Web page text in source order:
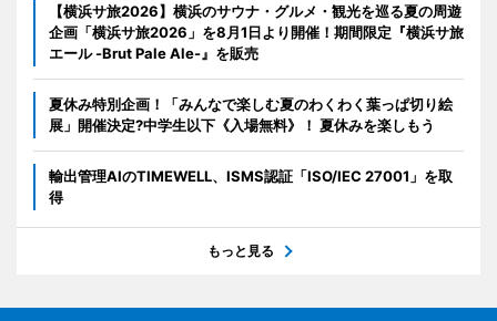
【横浜サ旅2026】横浜のサウナ・グルメ・観光を巡る夏の周遊
企画「横浜サ旅2026」を8月1日より開催！期間限定『横浜サ旅
エール -Brut Pale Ale-』を販売
夏休み特別企画！「みんなで楽しむ夏のわくわく葉っぱ切り絵
展」開催決定?中学生以下《入場無料》！ 夏休みを楽しもう
輸出管理AIのTIMEWELL、ISMS認証「ISO/IEC 27001」を取
得
もっと見る